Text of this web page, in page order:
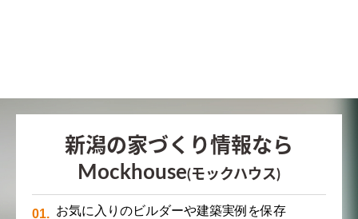
新潟の家づくり情報なら
Mockhouse(モックハウス)
お気に入りのビルダーや建築実例を保存